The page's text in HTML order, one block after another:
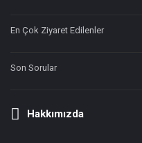
En Çok Ziyaret Edilenler
Son Sorular
Hakkımızda